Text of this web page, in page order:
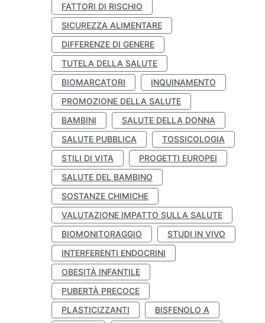
FATTORI DI RISCHIO
SICUREZZA ALIMENTARE
DIFFERENZE DI GENERE
TUTELA DELLA SALUTE
BIOMARCATORI
INQUINAMENTO
PROMOZIONE DELLA SALUTE
BAMBINI
SALUTE DELLA DONNA
SALUTE PUBBLICA
TOSSICOLOGIA
STILI DI VITA
PROGETTI EUROPEI
SALUTE DEL BAMBINO
SOSTANZE CHIMICHE
VALUTAZIONE IMPATTO SULLA SALUTE
BIOMONITORAGGIO
STUDI IN VIVO
INTERFERENTI ENDOCRINI
OBESITÀ INFANTILE
PUBERTÀ PRECOCE
PLASTICIZZANTI
BISFENOLO A